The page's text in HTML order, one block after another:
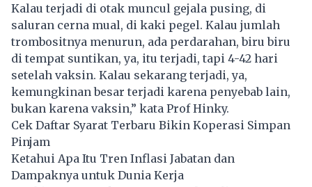
Kalau terjadi di otak muncul gejala pusing, di
saluran cerna mual, di kaki pegel. Kalau jumlah
trombositnya menurun, ada perdarahan, biru biru
di tempat suntikan, ya, itu terjadi, tapi 4-42 hari
setelah vaksin. Kalau sekarang terjadi, ya,
kemungkinan besar terjadi karena penyebab lain,
bukan karena vaksin,” kata Prof Hinky.
Cek Daftar Syarat Terbaru Bikin Koperasi Simpan
Pinjam
Ketahui Apa Itu Tren Inflasi Jabatan dan
Dampaknya untuk Dunia Kerja